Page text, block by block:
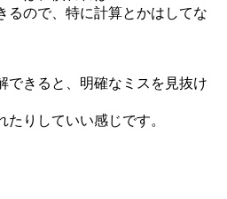
るので、特に計算とかはしてな
できると、明確なミスを見抜け
りしていい感じです。